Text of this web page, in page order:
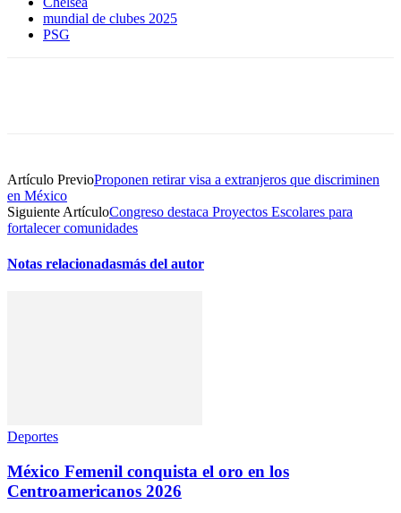
mundial de clubes 2025
PSG
Artículo PrevioProponen retirar visa a extranjeros que discriminen
en México
Siguiente ArtículoCongreso destaca Proyectos Escolares para
fortalecer comunidades
Notas relacionadasmás del autor
Deportes
México Femenil conquista el oro en los
Centroamericanos 2026